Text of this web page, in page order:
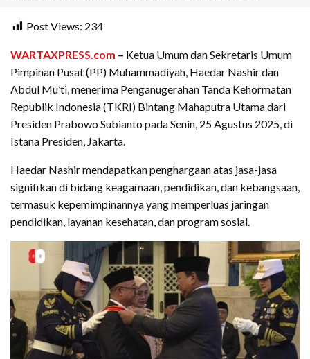
Post Views: 234
WARTAXPRESS.com – Ketua Umum dan Sekretaris Umum
Pimpinan Pusat (PP) Muhammadiyah, Haedar Nashir dan
Abdul Mu’ti, menerima Penganugerahan Tanda Kehormatan
Republik Indonesia (TKRI) Bintang Mahaputra Utama dari
Presiden Prabowo Subianto pada Senin, 25 Agustus 2025, di
Istana Presiden, Jakarta.
Haedar Nashir mendapatkan penghargaan atas jasa-jasa
signifikan di bidang keagamaan, pendidikan, dan kebangsaan,
termasuk kepemimpinannya yang memperluas jaringan
pendidikan, layanan kesehatan, dan program sosial.